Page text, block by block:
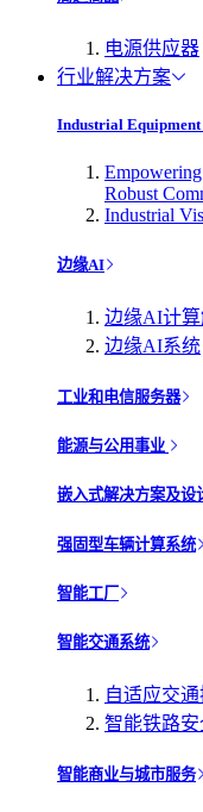
电源供应器
行业解决方案
Industrial
Robust
Industrial
边缘AI
边缘AI计
边缘AI系统
工业和电信服务器
能源与公用事业
嵌入式解决方案及设
强固型车辆计算系统
智能工厂
智能交通系统
自适应交
智能铁路
智能商业与城市服务